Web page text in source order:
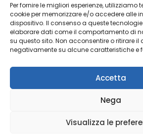
Per fornire le migliori esperienze, utilizziamo
cookie per memorizzare e/o accedere alle
dispositivo. Il consenso a queste
elaborare dati come il comportamento di
su questo sito. Non acconsentire o ritirare il
negativamente su alcune caratteristiche e
Accetta
Nega
Visualizza le
Vuoi essere aggiornato sul
Resta sempre un passo avanti con la
ISCRIVITI ALLA